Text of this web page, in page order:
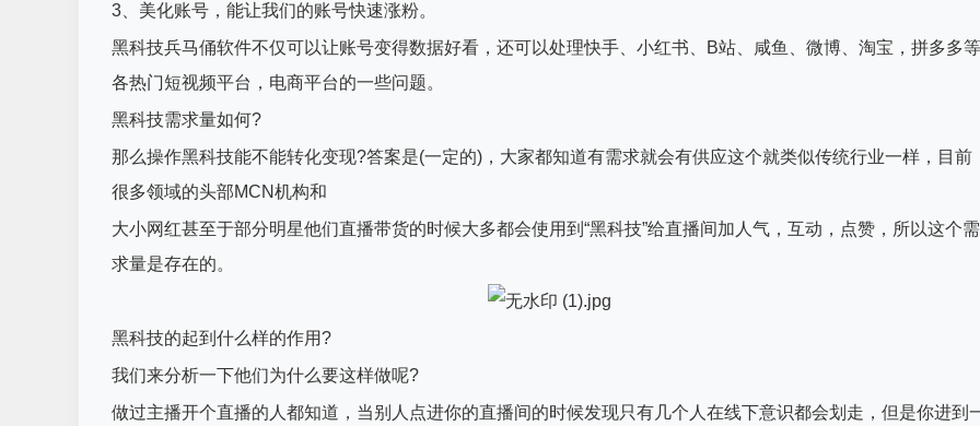
3、美化账号，能让我们的账号快速涨粉。
黑科技兵马俑软件不仅可以让账号变得数据好看，还可以处理快手、小红书、B站、咸鱼、微博、淘宝，拼多多等
各热门短视频平台，电商平台的一些问题。
黑科技需求量如何?
那么操作黑科技能不能转化变现?答案是(一定的)，大家都知道有需求就会有供应这个就类似传统行业一样，目前
很多领域的头部MCN机构和
大小网红甚至于部分明星他们直播带货的时候大多都会使用到“黑科技”给直播间加人气，互动，点赞，所以这个需
求量是存在的。
黑科技的起到什么样的作用?
我们来分析一下他们为什么要这样做呢?
做过主播开个直播的人都知道，当别人点进你的直播间的时候发现只有几个人在线下意识都会划走，但是你进到